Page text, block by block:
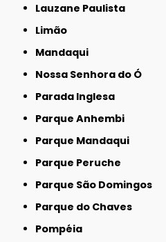
Lauzane Paulista
Limão
Mandaqui
Nossa Senhora do Ó
Parada Inglesa
Parque Anhembi
Parque Mandaqui
Parque Peruche
Parque São Domingos
Parque do Chaves
Pompéia